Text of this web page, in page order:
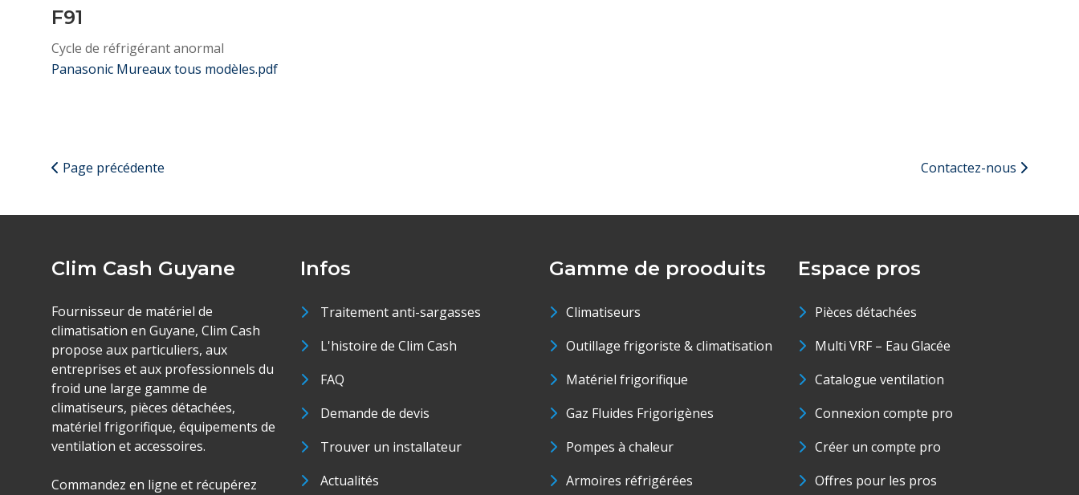
F91
Cycle de réfrigérant anormal
Panasonic Mureaux tous modèles.pdf
Page précédente Contactez-nous
Clim Cash Guyane
Fournisseur de matériel de
climatisation en Guyane, Clim Cash
propose aux particuliers, aux
entreprises et aux professionnels du
froid une large gamme de
climatiseurs, pièces détachées,
matériel frigorifique, équipements de
ventilation et accessoires.
Commandez en ligne et récupérez
Infos
Traitement anti-sargasses
L'histoire de Clim Cash
FAQ
Demande de devis
Trouver un installateur
Actualités
Gamme de prooduits
Climatiseurs
Outillage frigoriste & climatisation
Matériel frigorifique
Gaz Fluides Frigorigènes
Pompes à chaleur
Armoires réfrigérées
Espace pros
Pièces détachées
Multi VRF – Eau Glacée
Catalogue ventilation
Connexion compte pro
Créer un compte pro
Offres pour les pros